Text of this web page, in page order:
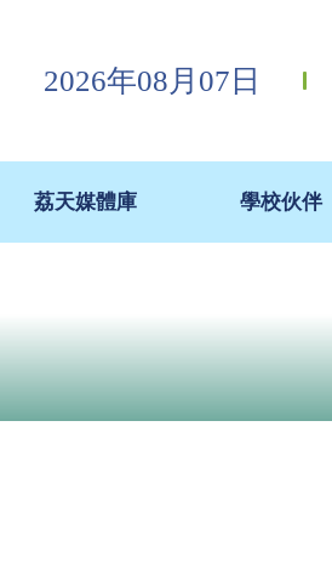
2026年08月07日
荔天媒體庫 學校伙伴